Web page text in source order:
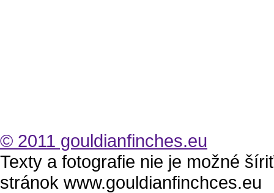
© 2011 gouldianfinches.eu
Texty a fotografie nie je možné
stránok www.gouldianfinchces.eu